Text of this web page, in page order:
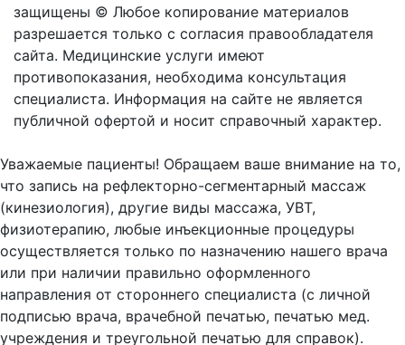
защищены © Любое копирование материалов
разрешается только с согласия правообладателя
сайта. Медицинские услуги имеют
противопоказания, необходима консультация
специалиста. Информация на сайте не является
публичной офертой и носит справочный характер.
Уважаемые пациенты! Обращаем ваше внимание на то,
что запись на рефлекторно-сегментарный массаж
(кинезиология), другие виды массажа, УВТ,
физиотерапию, любые инъекционные процедуры
осуществляется только по назначению нашего врача
или при наличии правильно оформленного
направления от стороннего специалиста (с личной
подписью врача, врачебной печатью, печатью мед.
учреждения и треугольной печатью для справок).